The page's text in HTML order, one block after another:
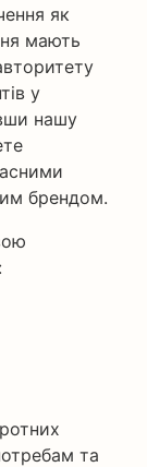
як
мають
у
нашу
брендом.
та